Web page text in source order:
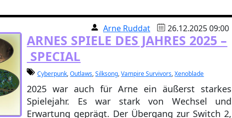
Arne Ruddat 26.12.2025 09:00
ARNES SPIELE DES JAHRES 2025 –
SPECIAL
Cyberpunk,Outlaws,Silksong,Vampire Survivors,Xenoblade
2025war auch für Arne ein äußerst starkes
Spielejahr. Es war stark von Wechsel und
Erwartung geprägt. Der Übergang zur Switch 2,